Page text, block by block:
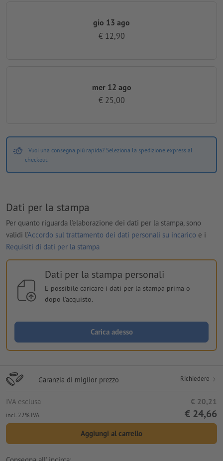
gio 13 ago
€ 12,90
mer 12 ago
€ 25,00
Vuoi una consegna più rapida? Seleziona la spedizione express al
checkout.
Dati per la stampa
Per quanto riguarda l'elaborazione dei dati per la stampa, sono
validi l'Accordo sul trattamento dei dati personali su incarico e i
Requisiti di dati per la stampa
Dati per la stampa personali
È possibile caricare i dati per la stampa prima o
dopo l'acquisto.
Carica adesso
Garanzia di miglior prezzo Richiedere
IVA esclusa € 20,21
incl. 22% IVA € 24,66
Aggiungi al carrello